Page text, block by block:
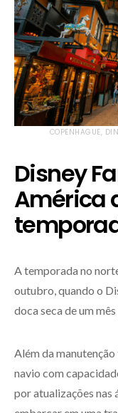
COPENHAGUE,
Disney
América
A temporada no
outubro, quando o
doca seca de um
Além da
navio com
por atualizações nas